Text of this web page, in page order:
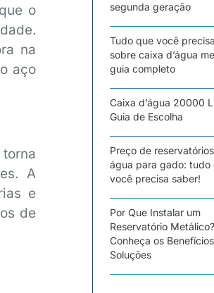
o
na
aço
A
e
de
segunda geração
Tudo que você
sobre caixa d’água
guia completo
Caixa d’água 20000
Guia de Escolha
Preço de
água para gado: tudo
você precisa saber!
Por Que Instalar um
Reservatório Metálico?
Conheça os
Soluções